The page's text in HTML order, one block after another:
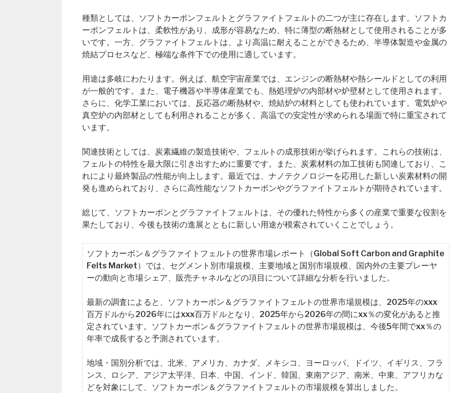
種類としては、ソフトカーボンフェルトとグラファイトフェルトの二つが主に存在します。ソフトカ
ーボンフェルトは、柔軟性があり、成形が容易なため、特に薄型の断熱材として使用されることが多
いです。一方、グラファイトフェルトは、より高温に耐えることができるため、半導体製造や金属の
焼結プロセスなど、極端な条件下での使用に適しています。
用途は多岐にわたります。例えば、航空宇宙産業では、エンジンの断熱材や熱シールドとしての利用
が一般的です。また、電子機器や半導体産業でも、熱処理炉の内部材や炉壁材として使用されます。
さらに、化学工業においては、反応器の断熱材や、焼結炉の材料としても使われています。電気炉や
真空炉の内部材としても利用されることが多く、高温での安定性が求められる場面で特に重宝されて
います。
関連技術としては、炭素繊維の製造技術や、フェルトの成形技術が挙げられます。これらの技術は、
フェルトの特性を最大限に引き出すために重要です。また、炭素材料の加工技術も関連しており、こ
れにより最終製品の性能が向上します。最近では、ナノテクノロジーを応用した新しい炭素材料の開
発も進められており、さらに高性能なソフトカーボンやグラファイトフェルトが期待されています。
総じて、ソフトカーボンとグラファイトフェルトは、その優れた特性から多くの産業で重要な役割を
果たしており、今後も技術の進展とともに新しい用途が模索されていくことでしょう。
ソフトカーボン＆グラファイトフェルトの世界市場レポート（Global Soft Carbon and Graphite
Felts Market）では、セグメント別市場規模、主要地域と国別市場規模、国内外の主要プレーヤ
ーの動向と市場シェア、販売チャネルなどの項目について詳細な分析を行いました。
最新の調査によると、ソフトカーボン＆グラファイトフェルトの世界市場規模は、2025年のxxx
百万ドルから2026年にはxxx百万ドルとなり、2025年から2026年の間にxx％の変化があると推
定されています。ソフトカーボン＆グラファイトフェルトの世界市場規模は、今後5年間でxx％の
年率で成長すると予測されています。
地域・国別分析では、北米、アメリカ、カナダ、メキシコ、ヨーロッパ、ドイツ、イギリス、フラ
ンス、ロシア、アジア太平洋、日本、中国、インド、韓国、東南アジア、南米、中東、アフリカな
どを対象にして、ソフトカーボン＆グラファイトフェルトの市場規模を算出しました。